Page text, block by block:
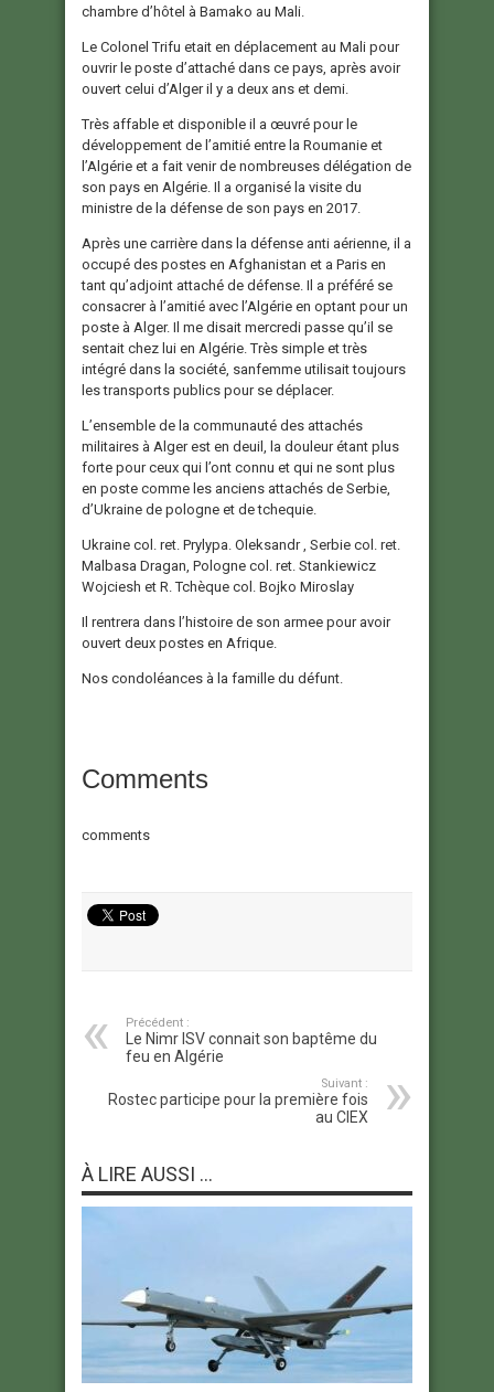
chambre d’hôtel à Bamako au Mali.
Le Colonel Trifu etait en déplacement au Mali pour
ouvrir le poste d’attaché dans ce pays, après avoir
ouvert celui d’Alger il y a deux ans et demi.
Très affable et disponible il a œuvré pour le
développement de l’amitié entre la Roumanie et
l’Algérie et a fait venir de nombreuses délégation de
son pays en Algérie. Il a organisé la visite du
ministre de la défense de son pays en 2017.
Après une carrière dans la défense anti aérienne, il a
occupé des postes en Afghanistan et a Paris en
tant qu’adjoint attaché de défense. Il a préféré se
consacrer à l’amitié avec l’Algérie en optant pour un
poste à Alger. Il me disait mercredi passe qu’il se
sentait chez lui en Algérie. Très simple et très
intégré dans la société, sanfemme utilisait toujours
les transports publics pour se déplacer.
L’ensemble de la communauté des attachés
militaires à Alger est en deuil, la douleur étant plus
forte pour ceux qui l’ont connu et qui ne sont plus
en poste comme les anciens attachés de Serbie,
d’Ukraine de pologne et de tchequie.
Ukraine col. ret. Prylypa. Oleksandr , Serbie col. ret.
Malbasa Dragan, Pologne col. ret. Stankiewicz
Wojciesh et R. Tchèque col. Bojko Miroslay
Il rentrera dans l’histoire de son armee pour avoir
ouvert deux postes en Afrique.
Nos condoléances à la famille du défunt.
Comments
comments
Précédent :
Le Nimr ISV connait son baptême du
feu en Algérie
Suivant :
Rostec participe pour la première fois
au CIEX
À LIRE AUSSI ...